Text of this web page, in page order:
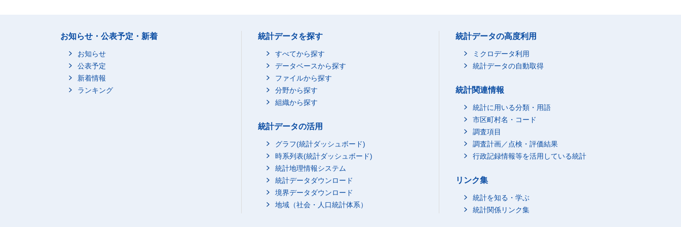
お知らせ・公表予定・新着
お知らせ
公表予定
新着情報
ランキング
統計データを探す
すべてから探す
データベースから探す
ファイルから探す
分野から探す
組織から探す
統計データの活用
グラフ(統計ダッシュボード)
時系列表(統計ダッシュボード)
統計地理情報システム
統計データダウンロード
境界データダウンロード
地域（社会・人口統計体系）
統計データの高度利用
ミクロデータ利用
統計データの自動取得
統計関連情報
統計に用いる分類・用語
市区町村名・コード
調査項目
調査計画／点検・評価結果
行政記録情報等を活用している統計
リンク集
統計を知る・学ぶ
統計関係リンク集